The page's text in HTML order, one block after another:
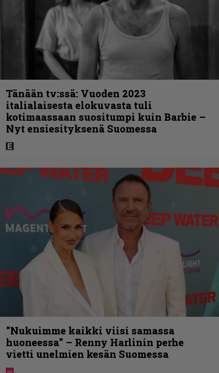
Tänään tv:ssä: Vuoden 2023
italialaisesta elokuvasta tuli
kotimaassaan suositumpi kuin Barbie –
Nyt ensiesityksenä Suomessa
”Nukuimme kaikki viisi samassa
huoneessa” – Renny Harlinin perhe
vietti unelmien kesän Suomessa